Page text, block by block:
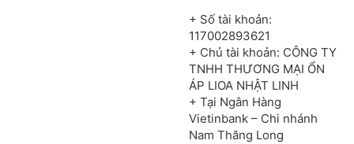
+ Số tài khoản:
117002893621
+ Chủ tài khoản: CÔNG TY
TNHH THƯƠNG MẠI ỔN
ÁP LIOA NHẬT LINH
+ Tại Ngân Hàng
Vietinbank – Chi nhánh
Nam Thăng Long